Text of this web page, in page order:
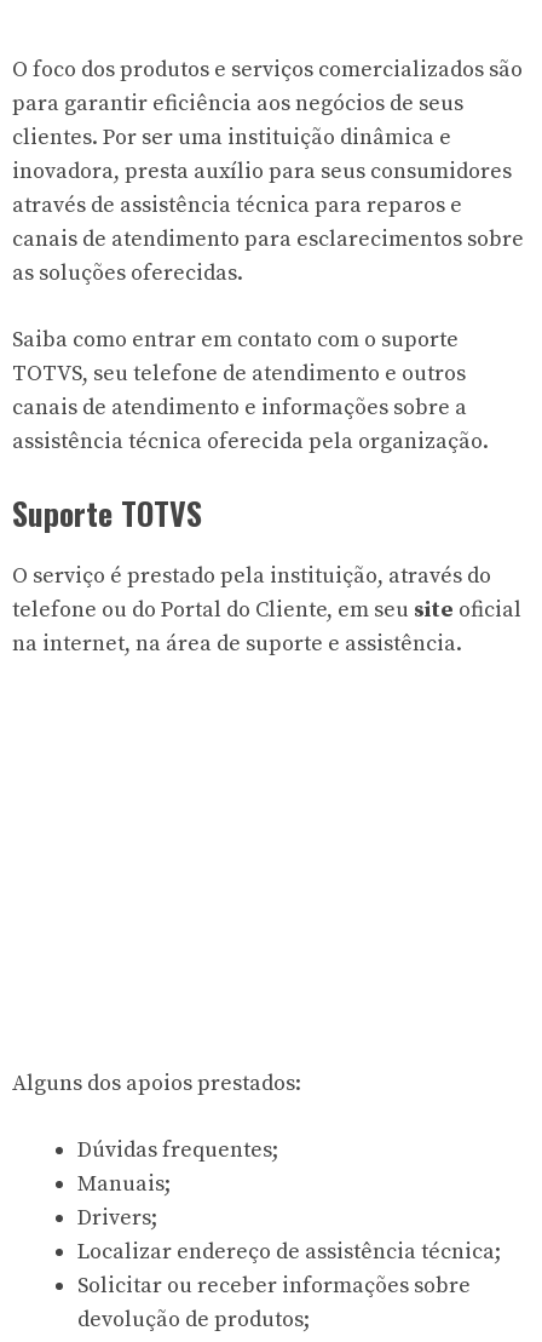
O foco dos produtos e serviços comercializados são
para garantir eficiência aos negócios de seus
clientes. Por ser uma instituição dinâmica e
inovadora, presta auxílio para seus consumidores
através de assistência técnica para reparos e
canais de atendimento para esclarecimentos sobre
as soluções oferecidas.
Saiba como entrar em contato com o suporte
TOTVS, seu telefone de atendimento e outros
canais de atendimento e informações sobre a
assistência técnica oferecida pela organização.
Suporte TOTVS
O serviço é prestado pela instituição, através do
telefone ou do Portal do Cliente, em seu site oficial
na internet, na área de suporte e assistência.
Alguns dos apoios prestados:
Dúvidas frequentes;
Manuais;
Drivers;
Localizar endereço de assistência técnica;
Solicitar ou receber informações sobre
devolução de produtos;